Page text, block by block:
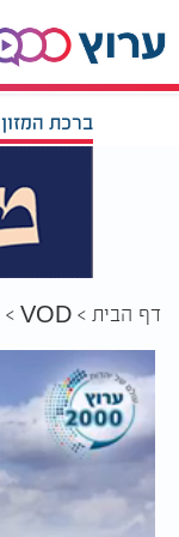
ברכת המזון
דף הבית VOD